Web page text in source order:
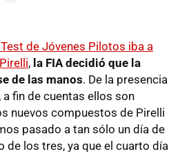
de Jóvenes Pilotos iba a
, la FIA decidió que la
de las manos. De la presencia
fin de cuentas ellos son
nuevos compuestos de Pirelli
pasado a tan sólo un día de
de los tres, ya que el cuarto día